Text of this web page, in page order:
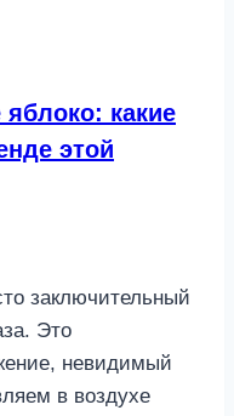
какие
этой
заключительный
Это
невидимый
в воздухе